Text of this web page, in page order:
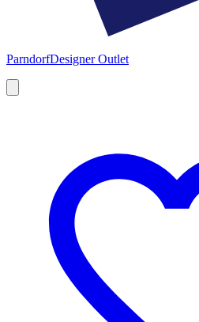
ParndorfDesigner Outlet